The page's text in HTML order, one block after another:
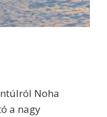
Noha
a nagy